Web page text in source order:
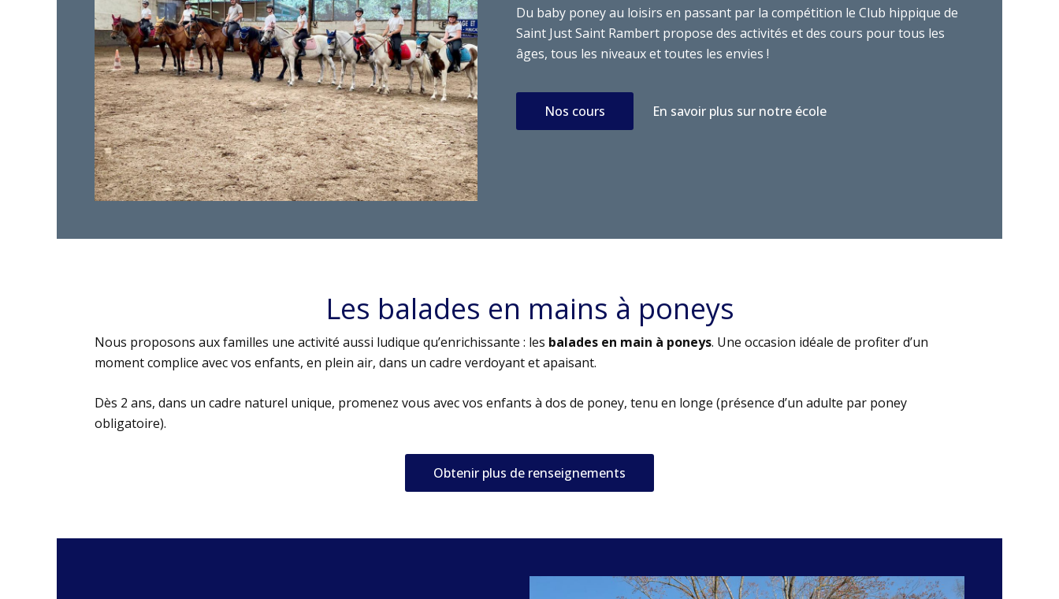
Du baby poney au loisirs en passant par la compétition le Club hippique de
Saint Just Saint Rambert propose des activités et des cours pour tous les
âges, tous les niveaux et toutes les envies !
Nos cours En savoir plus sur notre école
Les balades en mains à poneys
Nous proposons aux familles une activité aussi ludique qu’enrichissante : les balades en main à poneys. Une occasion idéale de profiter d’un
moment complice avec vos enfants, en plein air, dans un cadre verdoyant et apaisant.
Dès 2 ans, dans un cadre naturel unique, promenez vous avec vos enfants à dos de poney, tenu en longe (présence d’un adulte par poney
obligatoire).
Obtenir plus de renseignements